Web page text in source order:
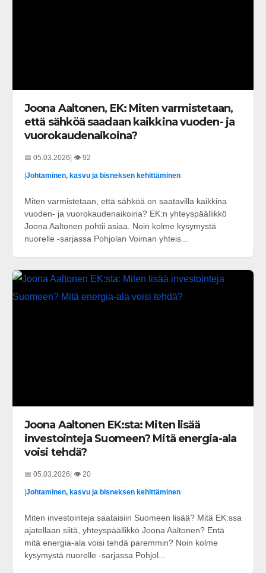
Joona Aaltonen, EK: Miten varmistetaan,
että sähköä saadaan kaikkina vuoden- ja
vuorokaudenaikoina?
📅 05.03.2026 | 👁️ 92
Johtaminen, kasvu ja bisneksen kehittäminen
Miten varmistetaan, että sähköä on saatavilla kaikkina
vuoden- ja vuorokaudenaikoina? EK:n yhteyspäällikkö
Joona Aaltonen pohtii asiaa. Noin kolme kysymystä
nuorelle -sarjassa Pohjolan Voiman yhteis...
Joona Aaltonen EK:sta: Miten lisää
investointeja Suomeen? Mitä energia-ala
voisi tehdä?
📅 05.03.2026| 👁️ 20
|Johtaminen, kasvu ja bisneksen kehittäminen
Miten investointeja saataisiin Suomeen lisää? Mitä EK:ssa
ajatellaan siitä, yhteyspäällikkö Joona Aaltonen? Entä
mitä energia-ala voisi tehdä paremmin? Noin kolme
kysymystä nuorelle -sarjassa Pohjol...